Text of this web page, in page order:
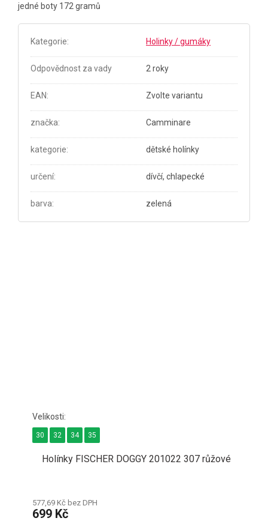
jedné boty 172 gramů
Kategorie: Holinky / gumáky
Odpovědnost za vady 2 roky
EAN: Zvolte variantu
značka: Camminare
kategorie: dětské holínky
určení: dívčí, chlapecké
barva: zelená
Holínky FISCHER DOGGY 201022 307 růžové
577,69 Kč bez DPH
699 Kč
30 32 34 35